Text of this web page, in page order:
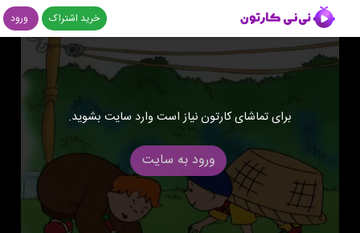
خرید اشتراک ورود
برای تماشای کارتون نیاز است وارد سایت بشوید.
ورود به سایت